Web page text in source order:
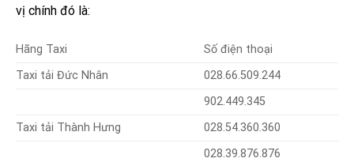
vị chính đó là:
Hãng Taxi
Số điện thoại
Taxi tải Đức Nhân
028.66.509.244
902.449.345
Taxi tải Thành Hưng
028.54.360.360
028.39.876.876